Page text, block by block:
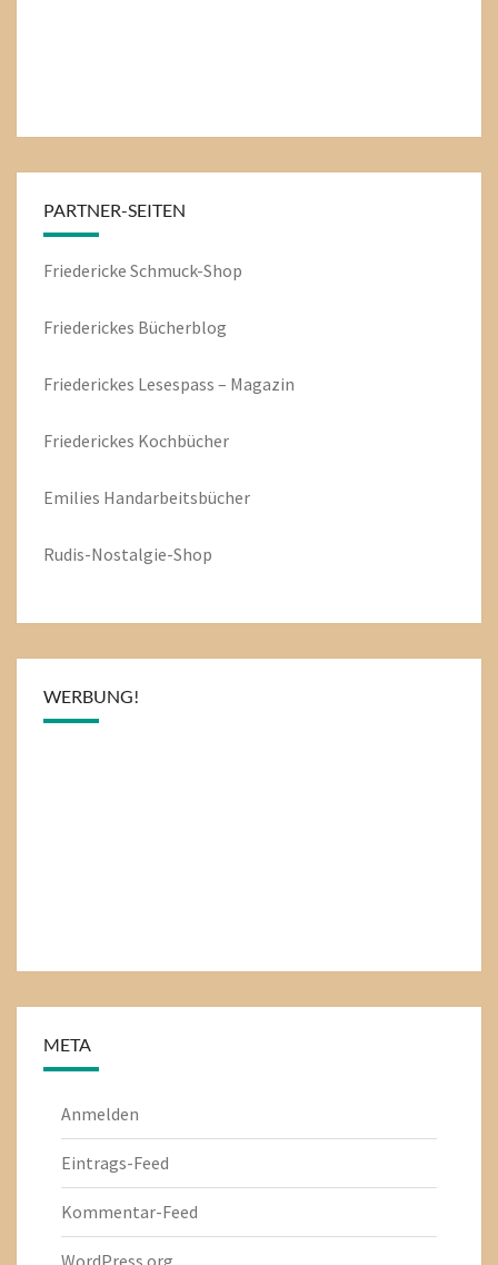
PARTNER-SEITEN
Friedericke Schmuck-Shop
Friederickes Bücherblog
Friederickes Lesespass – Magazin
Friederickes Kochbücher
Emilies Handarbeitsbücher
Rudis-Nostalgie-Shop
WERBUNG!
META
Anmelden
Eintrags-Feed
Kommentar-Feed
WordPress.org